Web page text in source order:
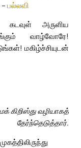
பல்லவி
அருளிய
வாழ்வோரே!
மகிழ்ச்சியுடன்
கிறிஸ்து வழியாகத்
தேர்ந்தெடுத்தார்.